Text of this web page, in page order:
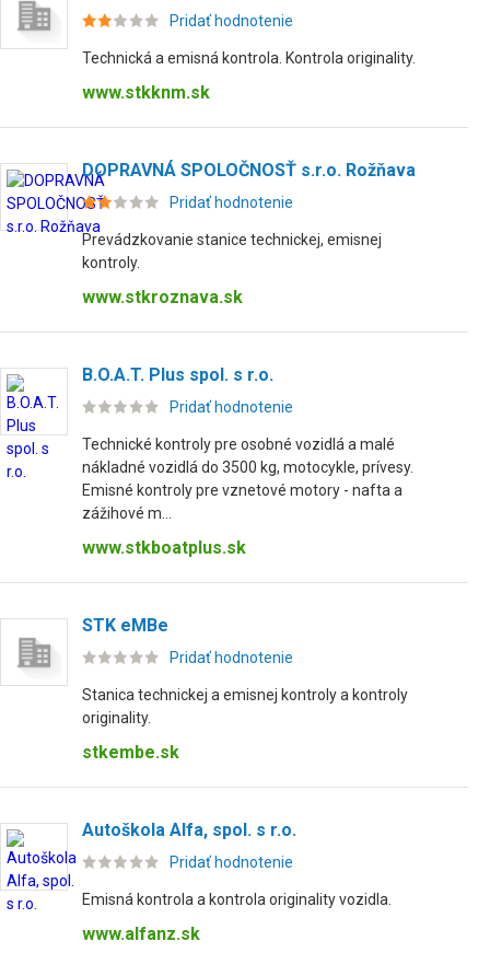
Pridať hodnotenie
Technická a emisná kontrola. Kontrola originality.
www.stkknm.sk
DOPRAVNÁ SPOLOČNOSŤ s.r.o. Rožňava
Pridať hodnotenie
Prevádzkovanie stanice technickej, emisnej
kontroly.
www.stkroznava.sk
B.O.A.T. Plus spol. s r.o.
Pridať hodnotenie
Technické kontroly pre osobné vozidlá a malé
nákladné vozidlá do 3500 kg, motocykle, prívesy.
Emisné kontroly pre vznetové motory - nafta a
zážihové m...
www.stkboatplus.sk
STK eMBe
Pridať hodnotenie
Stanica technickej a emisnej kontroly a kontroly
originality.
stkembe.sk
Autoškola Alfa, spol. s r.o.
Pridať hodnotenie
Emisná kontrola a kontrola originality vozidla.
www.alfanz.sk